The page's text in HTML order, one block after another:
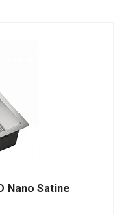
Nano Satine